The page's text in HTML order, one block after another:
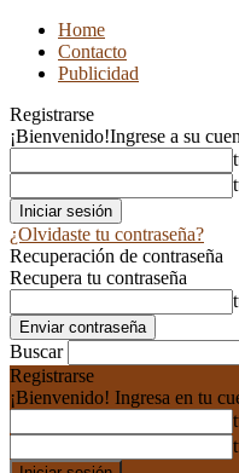
Home
Contacto
Publicidad
Registrarse
¡Bienvenido!Ingrese a su
¿Olvidaste tu contraseña?
Recuperación de contraseña
Recupera tu contraseña
Buscar
Registrarse
¡Bienvenido! Ingresa en tu